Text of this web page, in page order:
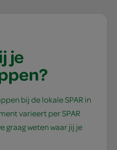
je
bij de lokale SPAR in
varieert per SPAR
graag weten waar jij je